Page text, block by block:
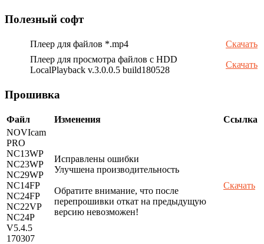
Полезный софт
Плеер для файлов *.mp4
Скачать
Плеер для просмотра файлов с HDD
LocalPlayback v.3.0.0.5 build180528
Скачать
Прошивка
Файл Изменения
Ссылка
NOVIcam
PRO
NC13WP
NC23WP
NC29WP
NC14FP
NC24FP
NC22VP
NC24P
V5.4.5
170307
Исправлены ошибки
Улучшена производительность
Обратите внимание, что после
перепрошивки откат на предыдущую
версию невозможен!
Скачать